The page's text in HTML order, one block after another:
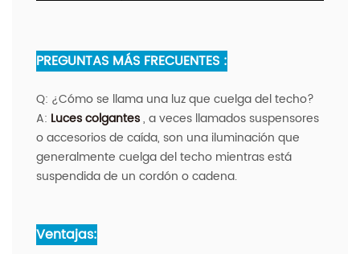
PREGUNTAS MÁS FRECUENTES :
Q: ¿Cómo se llama una luz que cuelga del techo?
A: Luces colgantes, a veces llamados suspensores
o accesorios de caída, son una iluminación que
generalmente cuelga del techo mientras está
suspendida de un cordón o cadena.
Ventajas: